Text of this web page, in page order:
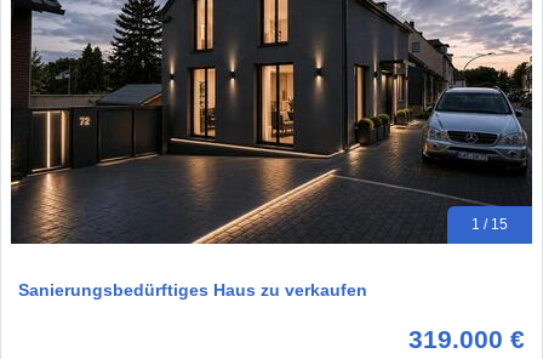
1 / 15
Sanierungsbedürftiges Haus zu verkaufen
319.000 €